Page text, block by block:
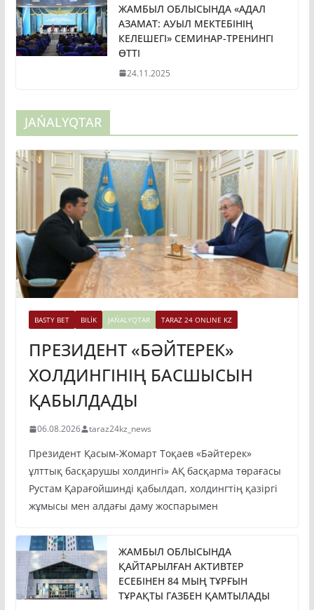
ЖАМБЫЛ ОБЛЫСЫНДА «АДАЛ
АЗАМАТ: АУЫЛ МЕКТЕБІНІҢ
КЕЛЕШЕГІ» СЕМИНАР-ТРЕНИНГІ
ӨТТІ
24.11.2025
JAŃALYQTAR
BASTY BET BILİK JAŃALYQTAR TARAZ 24 ONLINE KZ
ПРЕЗИДЕНТ «БӘЙТЕРЕК»
ХОЛДИНГІНІҢ БАСШЫСЫН
ҚАБЫЛДАДЫ
06.08.2026 taraz24kz_news
Президент Қасым-Жомарт Тоқаев «Бәйтерек»
ұлттық басқарушы холдингі» АҚ басқарма төрағасы
Рустам Қарағойшинді қабылдап, холдингтің қазіргі
жұмысы мен алдағы даму жоспарымен
ЖАМБЫЛ ОБЛЫСЫНДА
ҚАЙТАРЫЛҒАН АКТИВТЕР
ЕСЕБІНЕН 84 МЫҢ ТҰРҒЫН
ТҰРАҚТЫ ГАЗБЕН ҚАМТЫЛАДЫ